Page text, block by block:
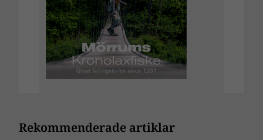
Rekommenderade artiklar